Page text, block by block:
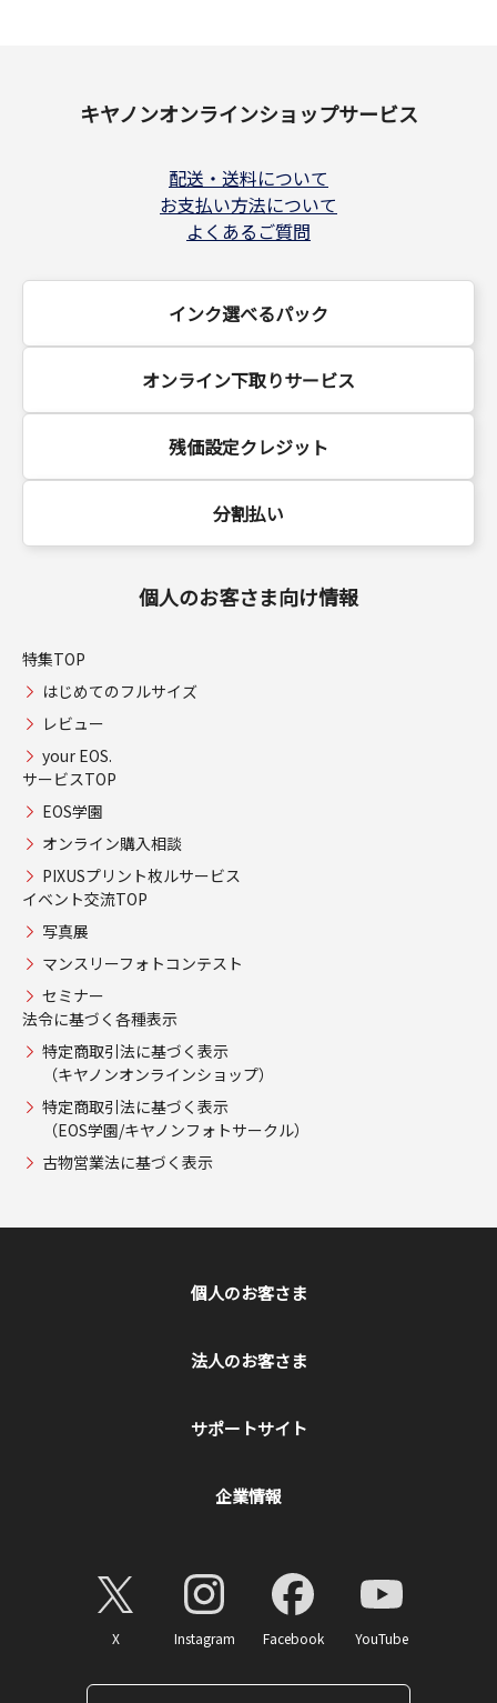
キヤノンオンラインショップサービス
配送・送料について
お支払い方法について
よくあるご質問
インク選べるパック
オンライン下取りサービス
残価設定クレジット
分割払い
個人のお客さま向け情報
特集TOP
はじめてのフルサイズ
レビュー
your EOS.
サービスTOP
EOS学園
オンライン購入相談
PIXUSプリント枚ルサービス
イベント交流TOP
写真展
マンスリーフォトコンテスト
セミナー
法令に基づく各種表示
特定商取引法に基づく表示
（キヤノンオンラインショップ）
特定商取引法に基づく表示
（EOS学園/キヤノンフォトサークル）
古物営業法に基づく表示
個人のお客さま
法人のお客さま
サポートサイト
企業情報
X Instagram Facebook YouTube